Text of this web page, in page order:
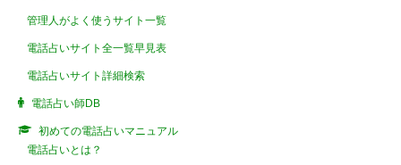
管理人がよく使うサイト一覧
電話占いサイト全一覧早見表
電話占いサイト詳細検索
電話占い師DB
初めての電話占いマニュアル
電話占いとは？